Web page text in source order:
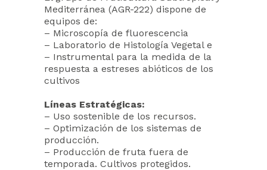
Mediterránea (AGR-222) dispone de
equipos de:
– Microscopía de fluorescencia
– Laboratorio de Histología Vegetal e
– Instrumental para la medida de la
respuesta a estreses abióticos de los
cultivos
Líneas Estratégicas:
– Uso sostenible de los recursos.
– Optimización de los sistemas de
producción.
– Producción de fruta fuera de
temporada. Cultivos protegidos.